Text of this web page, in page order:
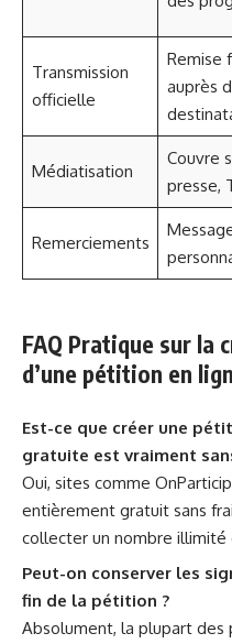
Transmission
officielle
Remise
auprès
Médiatisation
Couvre
presse,
Remerciements
FAQ Pratique sur
d’une pétition en
Est-ce que créer une
gratuite est vraiment
Oui, sites comme
entièrement gratuit sans
collecter un nombre illimité
Peut-on conserver les
fin de la pétition ?
Absolument, la plupart